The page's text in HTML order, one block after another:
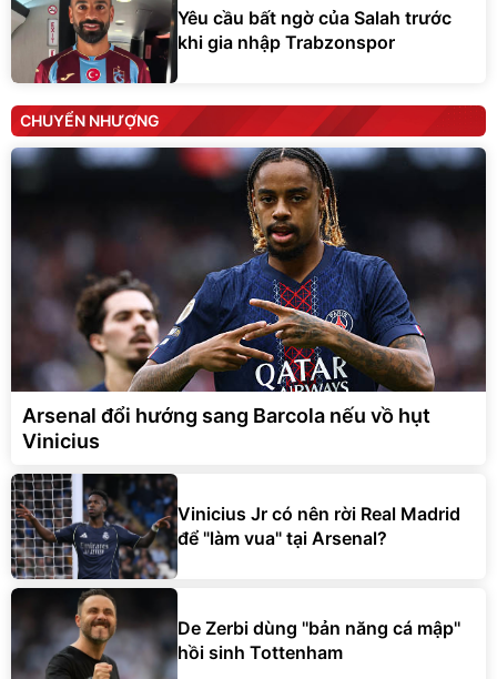
Yêu cầu bất ngờ của Salah trước
khi gia nhập Trabzonspor
CHUYỂN NHƯỢNG
Arsenal đổi hướng sang Barcola nếu vồ hụt
Vinicius
Vinicius Jr có nên rời Real Madrid
để "làm vua" tại Arsenal?
De Zerbi dùng ''bản năng cá mập''
hồi sinh Tottenham